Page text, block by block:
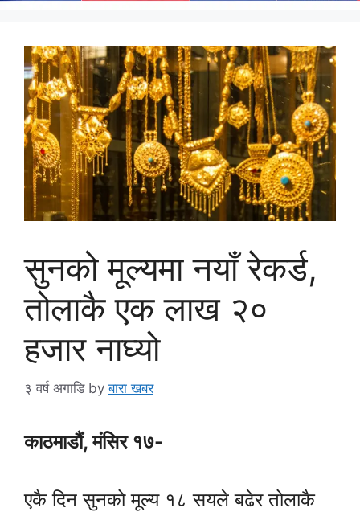
सुनको मूल्यमा नयाँ रेकर्ड,
तोलाकै एक लाख २०
हजार नाघ्यो
३ वर्ष अगाडि byबारा खबर
काठमाडौं, मंसिर १७-
एकै दिन सुनको मूल्य १८ सयले बढेर तोलाकै